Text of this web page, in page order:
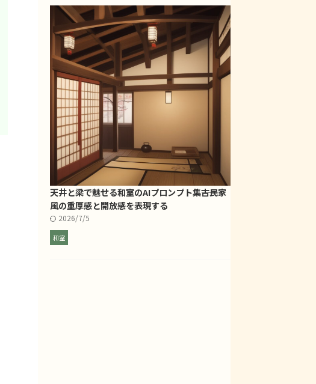
天井と梁で魅せる和室のAIプロンプト集――古民家
風の重厚感と開放感を表現する
2026/7/5
和室